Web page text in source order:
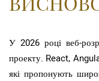
У 2026 році веб-
проекту. React,
які пропонують